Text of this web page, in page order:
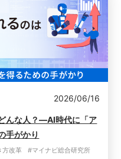
2026/06/16
んな人？―AI時代に「ア
手がかり
方改革 #マイナビ総合研究所